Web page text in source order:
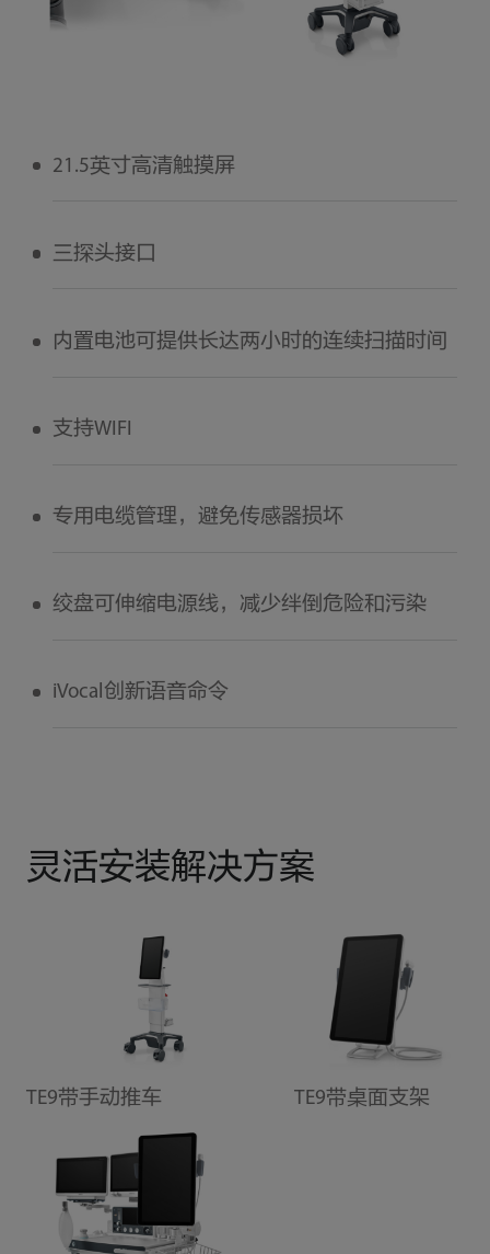
21.5英寸高清触摸屏
三探头接口
内置电池可提供长达两小时的连续扫描时间
支持WIFI
专用电缆管理，避免传感器损坏
绞盘可伸缩电源线，减少绊倒危险和污染
iVocal创新语音命令
灵活安装解决方案
TE9带手动推车 TE9带桌面支架